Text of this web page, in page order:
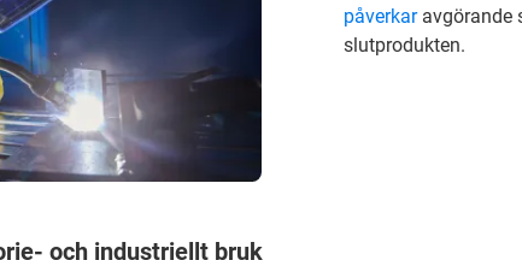
påverkaravgörande
slutprodukten.
och industriellt bruk